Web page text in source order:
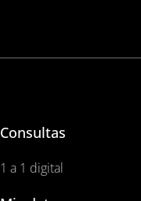
Consultas
1 a 1 digital